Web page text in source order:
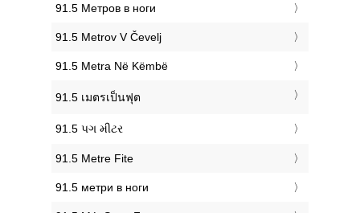
‎91.5 Метров в ноги
‎91.5 Metrov V Čevelj
‎91.5 Metra Në Këmbë
‎91.5 เมตรเป็นฟุต
‎91.5 પગ મીટર
‎91.5 Metre Fite
‎91.5 метри в ноги